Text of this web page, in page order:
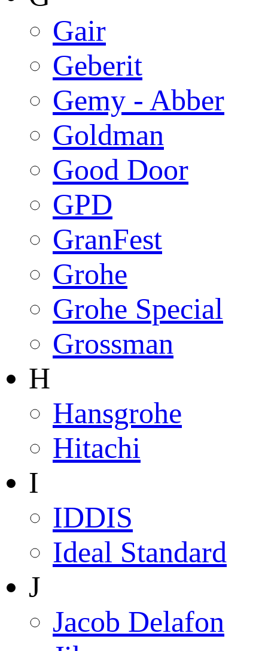
Gair
Geberit
Gemy - Abber
Goldman
Good Door
GPD
GranFest
Grohe
Grohe Special
Grossman
H
Hansgrohe
Hitachi
I
IDDIS
Ideal Standard
J
Jacob Delafon